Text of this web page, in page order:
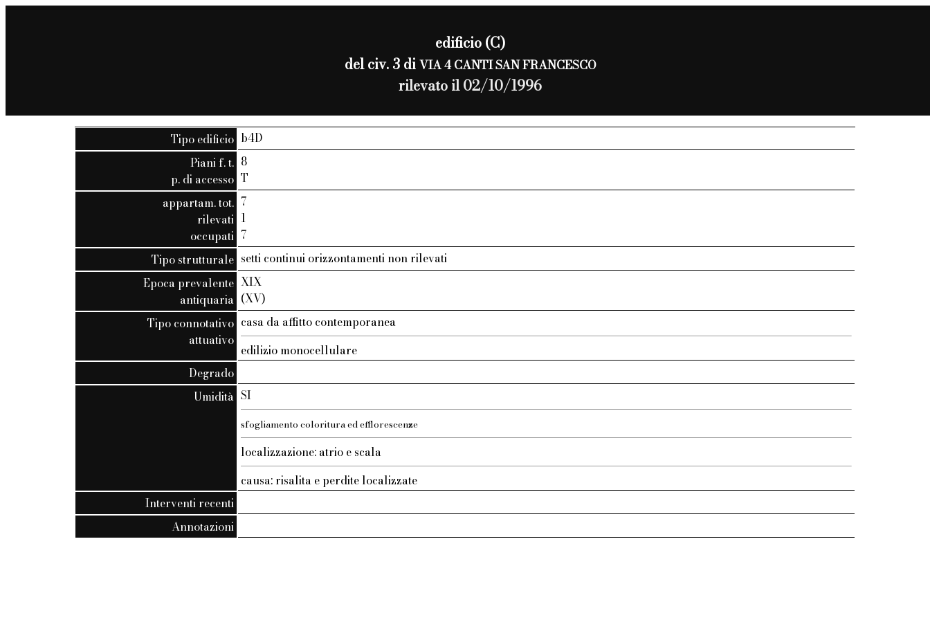
edificio (C)
del civ. 3 diVIA 4 CANTI SAN FRANCESCO
rilevato il 02/10/1996
Tipo edificio b4D
Piani f. t.
p. di accesso
8
T
appartam. tot.
rilevati
occupati
7
1
7
Tipo strutturale setti continui orizzontamenti non rilevati
Epoca prevalente
antiquaria
XIX
(XV)
Tipo connotativo
attuativo
casa da affitto contemporanea
edilizio monocellulare
Degrado
Umidità SI
sfogliamento coloritura ed efflorescenze
localizzazione: atrio e scala
causa: risalita e perdite localizzate
Interventi recenti
Annotazioni